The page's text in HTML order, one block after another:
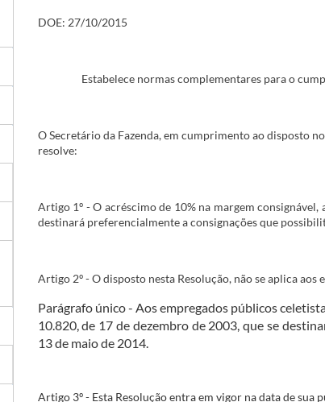
DOE: 27/10/2015
Estabelece normas complementares para o
O Secretário da Fazenda, em cumprimento ao disposto
resolve:
Artigo 1º - O acréscimo de 10% na margem
destinará preferencialmente a consignações que
Artigo 2º - O disposto nesta Resolução, não se aplica aos
Parágrafo único - Aos empregados públicos
10.820, de 17 de dezembro​ de 2003, que se
13 de maio de 2014.
Artigo 3º - Esta Resolução entra em vigor na data de